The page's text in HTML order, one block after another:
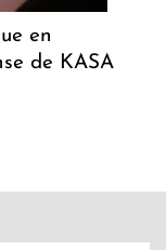
en
de KASA